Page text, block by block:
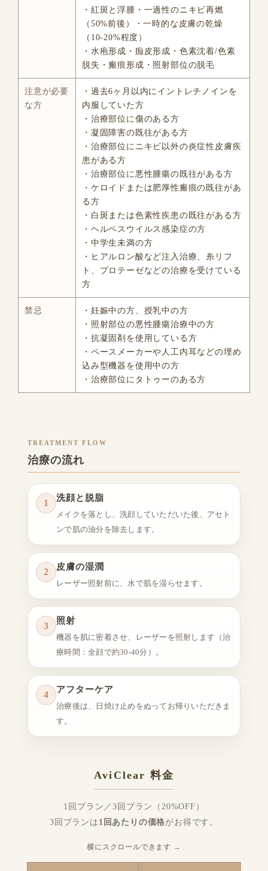
・紅斑と浮腫・一過性のニキビ再燃
（50%前後）・一時的な皮膚の乾燥
（10-20%程度）
・水疱形成・痂皮形成・色素沈着/色素
脱失・瘢痕形成・照射部位の脱毛
注意が必要
な方
・過去6ヶ月以内にイントレチノインを
内服していた方
・治療部位に傷のある方
・凝固障害の既往がある方
・治療部位にニキビ以外の炎症性皮膚疾
患がある方
・治療部位に悪性腫瘍の既往がある方
・ケロイドまたは肥厚性瘢痕の既往があ
る方
・白斑または色素性疾患の既往がある方
・ヘルペスウイルス感染症の方
・中学生未満の方
・ヒアルロン酸など注入治療、糸リフ
ト、プロテーゼなどの治療を受けている
方
禁忌
・妊娠中の方、授乳中の方
・照射部位の悪性腫瘍治療中の方
・抗凝固剤を使用している方
・ペースメーカーや人工内耳などの埋め
込み型機器を使用中の方
・治療部位にタトゥーのある方
TREATMENT FLOW
治療の流れ
1 洗顔と脱脂
メイクを落とし、洗顔していただいた後、アセト
ンで肌の油分を除去します。
2 皮膚の湿潤
レーザー照射前に、水で肌を湿らせます。
3 照射
機器を肌に密着させ、レーザーを照射します（治
療時間：全顔で約30-40分）。
4 アフターケア
治療後は、日焼け止めをぬってお帰りいただきま
す。
AviClear 料金
1回プラン／3回プラン（20%OFF）
3回プランは 1回あたりの価格がお得です。
横にスクロールできます →